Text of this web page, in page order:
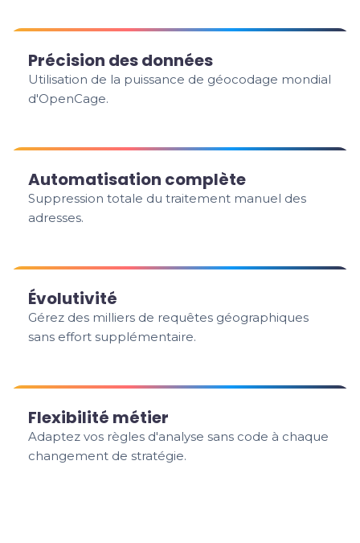
Précision des données
Utilisation de la puissance de géocodage mondial
d'OpenCage.
Automatisation complète
Suppression totale du traitement manuel des
adresses.
Évolutivité
Gérez des milliers de requêtes géographiques
sans effort supplémentaire.
Flexibilité métier
Adaptez vos règles d'analyse sans code à chaque
changement de stratégie.